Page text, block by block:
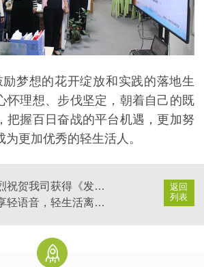
梦想的花开绽放和实践的落地生
怀理想、步伐坚定，朝着自己的既
把握百日奋战的平台机遇，更加努
为更加优秀的轻生活 人。
返回
列表
喜讯！热烈祝贺我司获得《发明专利证书》
让万物皆享轻语音，轻生活离线语音识别方案